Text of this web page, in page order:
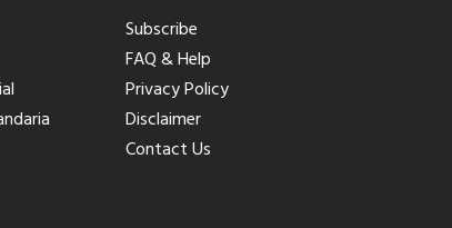
Subscribe
FAQ & Help
Privacy Policy
Disclaimer
Contact Us